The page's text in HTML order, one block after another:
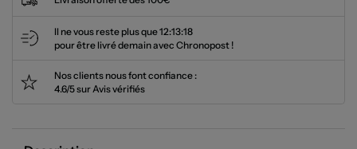
Il ne vous reste plus que12:13:17
pour être livré demain avec Chronopost !
Nos clients nous font confiance :
4.6/5 sur Avis vérifiés